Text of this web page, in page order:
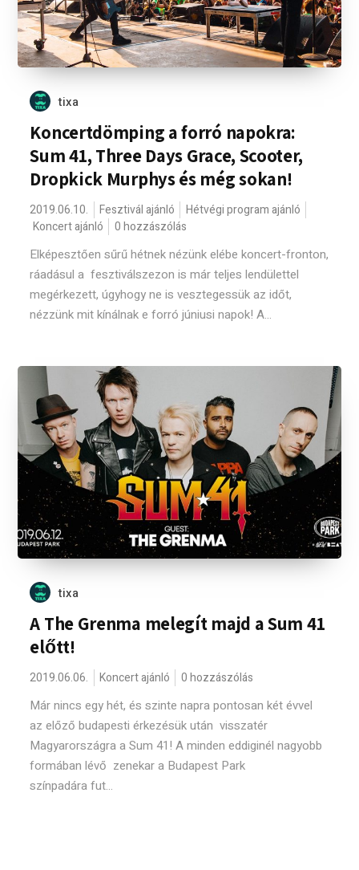
tixa
Koncertdömping a forró napokra:
Sum 41, Three Days Grace, Scooter,
Dropkick Murphys és még sokan!
2019.06.10. Fesztivál ajánló
Hétvégi program ajánló
Koncert ajánló
0 hozzászólás
Elképesztően sűrű hétnek nézünk elébe koncert-fronton,
ráadásul a fesztiválszezon is már teljes lendülettel
megérkezett, úgyhogy ne is vesztegessük az időt,
nézzünk mit kínálnak e forró júniusi napok! A...
tixa
A The Grenma melegít majd a Sum 41
előtt!
2019.06.06. Koncert ajánló 0 hozzászólás
Már nincs egy hét, és szinte napra pontosan két évvel
az előző budapesti érkezésük után visszatér
Magyarországra a Sum 41! A minden eddiginél nagyobb
formában lévő zenekar a Budapest Park
színpadára fut...